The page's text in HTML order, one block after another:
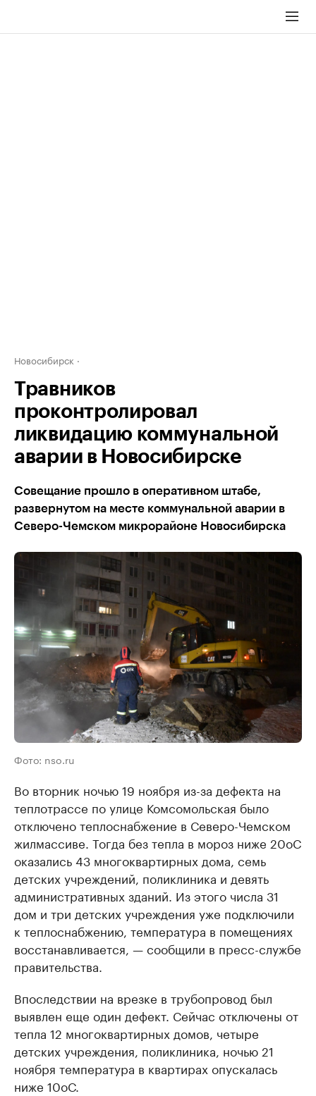
Новосибирск
Травников
проконтролировал
ликвидацию коммунальной
аварии в Новосибирске
Совещание прошло в оперативном штабе,
развернутом на месте коммунальной аварии в
Северо-Чемском микрорайоне Новосибирска
Фото: nso.ru
Во вторник ночью 19 ноября из-за дефекта на
теплотрассе по улице Комсомольская было
отключено теплоснабжение в Северо-Чемском
жилмассиве. Тогда без тепла в мороз ниже 20оС
оказались 43 многоквартирных дома, семь
детских учреждений, поликлиника и девять
административных зданий. Из этого числа 31
дом и три детских учреждения уже подключили
к теплоснабжению, температура в помещениях
восстанавливается, — сообщили в пресс-службе
правительства.
Впоследствии на врезке в трубопровод был
выявлен еще один дефект. Сейчас отключены от
тепла 12 многоквартирных домов, четыре
детских учреждения, поликлиника, ночью 21
ноября температура в квартирах опускалась
ниже 10оС.